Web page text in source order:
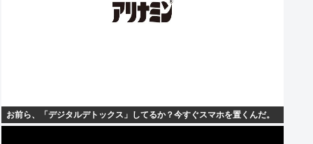
お前ら、「デジタルデトックス」してるか？今すぐスマホを置くんだ。